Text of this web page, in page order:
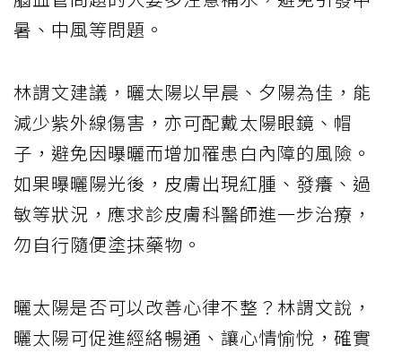
暑、中風等問題。
林謂文建議，曬太陽以早晨、夕陽為佳，能
減少紫外線傷害，亦可配戴太陽眼鏡、帽
子，避免因曝曬而增加罹患白內障的風險。
如果曝曬陽光後，皮膚出現紅腫、發癢、過
敏等狀況，應求診皮膚科醫師進一步治療，
勿自行隨便塗抹藥物。
曬太陽是否可以改善心律不整？林謂文說，
曬太陽可促進經絡暢通、讓心情愉悅，確實